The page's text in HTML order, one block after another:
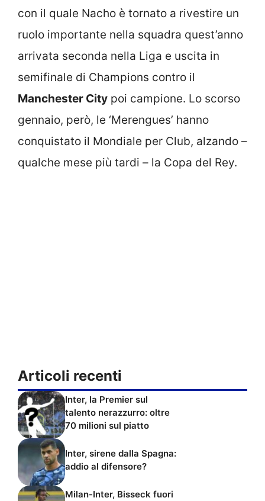
con il quale Nacho è tornato a rivestire un
ruolo importante nella squadra quest’anno
arrivata seconda nella Liga e uscita in
semifinale di Champions contro il
Manchester City poi campione. Lo scorso
gennaio, però, le ‘Merengues’ hanno
conquistato il Mondiale per Club, alzando –
qualche mese più tardi – la Copa del Rey.
Articoli recenti
Inter, la Premier sul
talento nerazzurro: oltre
70 milioni sul piatto
Inter, sirene dalla Spagna:
addio al difensore?
Milan-Inter, Bisseck fuori